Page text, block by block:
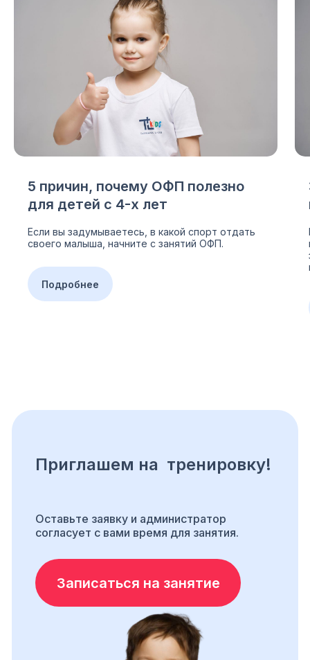
5 причин, почему ОФП полезно
для детей с 4-х лет
Если вы задумываетесь, в какой спорт отдать
своего малыша, начните с занятий ОФП.
Подробнее
Приглашем на тренировку!
Оставьте заявку и администратор
согласует с вами время для занятия.
Записаться на занятие